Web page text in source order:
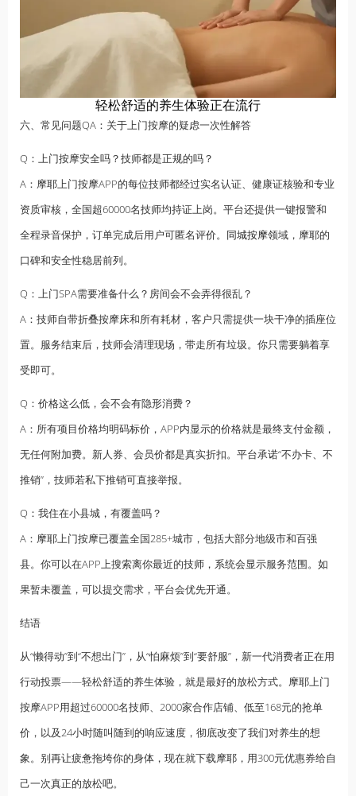
轻松舒适的养生体验正在流行
六、常见问题QA：关于上门按摩的疑虑一次性解答
Q：上门按摩安全吗？技师都是正规的吗？
A：摩耶上门按摩APP的每位技师都经过实名认证、健康证核验和专业
资质审核，全国超60000名技师均持证上岗。平台还提供一键报警和
全程录音保护，订单完成后用户可匿名评价。 同城按摩领域，摩耶的
口碑和安全性稳居前列。
Q：上门SPA需要准备什么？房间会不会弄得很乱？
A：技师自带折叠按摩床和所有耗材，客户只需提供一块干净的插座位
置。服务结束后，技师会清理现场，带走所有垃圾。你只需要躺着享
受即可。
Q：价格这么低，会不会有隐形消费？
A：所有项目价格均明码标价，APP内显示的价格就是最终支付金额，
无任何附加费。新人券、会员价都是真实折扣。平台承诺“不办卡、不
推销”，技师若私下推销可直接举报。
Q：我住在小县城，有覆盖吗？
A：摩耶上门按摩已覆盖全国285+城市，包括大部分地级市和百强
县。你可以在APP上搜索离你最近的技师，系统会显示服务范围。如
果暂未覆盖，可以提交需求，平台会优先开通。
结语
从“懒得动”到“不想出门”，从“怕麻烦”到“要舒服”，新一代消费者正在用
行动投票——轻松舒适的养生体验，就是最好的放松方式。摩耶上门
按摩APP用超过60000名技师、2000家合作店铺、低至168元的抢单
价，以及24小时随叫随到的响应速度，彻底改变了我们对养生的想
象。别再让疲惫拖垮你的身体，现在就下载摩耶，用300元优惠券给自
己一次真正的放松吧。